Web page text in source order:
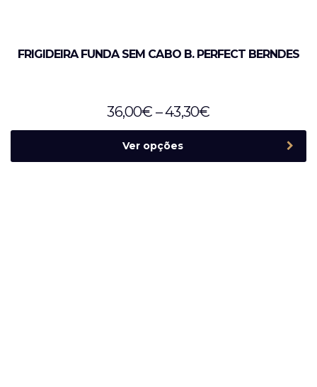
FRIGIDEIRA FUNDA SEM CABO B. PERFECT BERNDES
36,00€ –43,30€
Ver opções